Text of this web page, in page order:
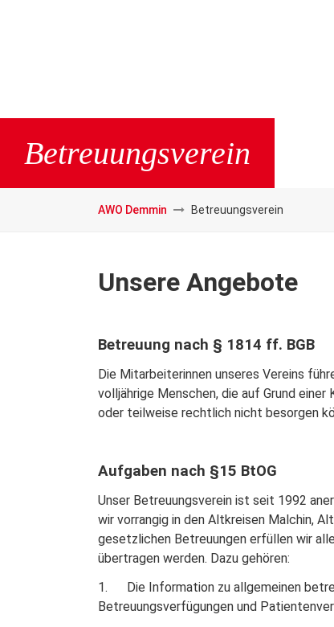
Betreuungsverein
AWO Demmin Betreuungsverein
Unsere Angebote
Betreuung nach § 1814 ff. BGB
Die Mitarbeiterinnen unseres Vereins
volljährige Menschen, die auf Grund
oder teilweise rechtlich nicht besorgen
Aufgaben nach §15 BtOG
Unser Betreuungsverein ist seit 1992
wir vorrangig in den Altkreisen Malchin,
gesetzlichen Betreuungen erfüllen wir
übertragen werden. Dazu gehören:
1. Die Information zu allgemeinen
Betreuungsverfügungen und